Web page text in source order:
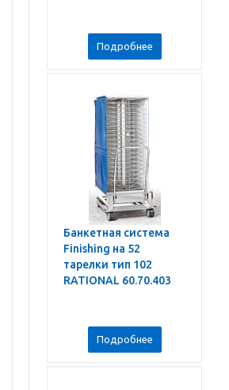
Подробнее
Банкетная система
Finishing на 52
тарелки тип 102
RATIONAL 60.70.403
Подробнее